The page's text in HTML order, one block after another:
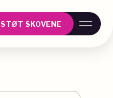
STØT SKOVENE